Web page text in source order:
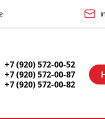
+7 (920) 572-00-52
+7 (920) 572-00-87
+7 (920) 572-00-82